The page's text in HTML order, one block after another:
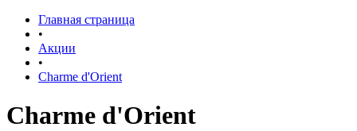
Главная страница
•
Акции
•
Charme d'Orient
Charme d'Orient